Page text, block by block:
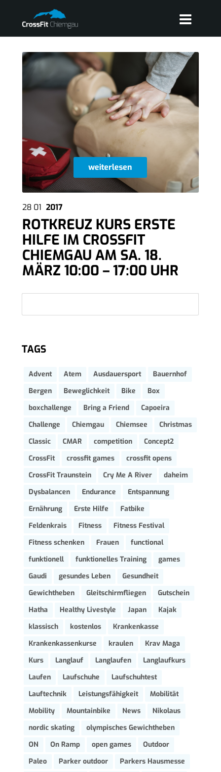
weiterlesen
28 01 2017
ROTKREUZ KURS ERSTE
HILFE IM CROSSFIT
CHIEMGAU AM SA. 18.
MÄRZ 10:00 – 17:00 UHR
TAGS
Advent Atem Ausdauersport
Bauernhof
Bergen
Beweglichkeit Bike
Box
boxchallenge
Bring a Friend
Capoeira
Challenge
Chiemgau Chiemsee
Christmas
Classic
CMAR competition
Concept2
CrossFit
crossfit games
crossfit opens
CrossFit Traunstein
Cry Me A River
daheim
Dysbalancen
Endurance
Entspannung
Ernährung
Erste Hilfe
Fatbike
Feldenkrais
Fitness
Fitness Festival
Fitness schenken
Frauen
functional
funktionell
funktionelles Training
games
Gaudi
gesundes Leben
Gesundheit
Gewichtheben
Gleitschirmfliegen
Gutschein
Hatha
Healthy Livestyle Japan
Kajak
klassisch
kostenlos
Krankenkasse
Krankenkassenkurse
kraulen
Krav Maga
Kurs
Langlauf Langlaufen
Langlaufkurs
Laufen
Laufschuhe
Laufschuhtest
Lauftechnik
Leistungsfähigkeit
Mobilität
Mobility
Mountainbike News
Nikolaus
nordic skating
olympisches Gewichtheben
ON
On Ramp open games
Outdoor
Paleo
Parker outdoor
Parkers Hausmesse